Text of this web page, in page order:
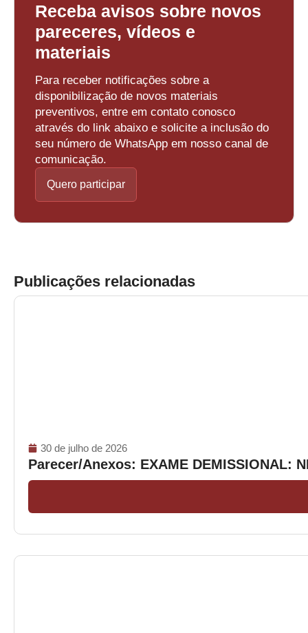
Receba avisos sobre novos
pareceres, vídeos e
materiais
Para receber notificações sobre a
disponibilização de novos materiais
preventivos, entre em contato conosco
através do link abaixo e solicite a inclusão do
seu número de WhatsApp em nosso canal de
comunicação.
Quero participar
Publicações relacionadas
30 de julho de 2026
Parecer/Anexos: EXAME DEMISSIONAL: